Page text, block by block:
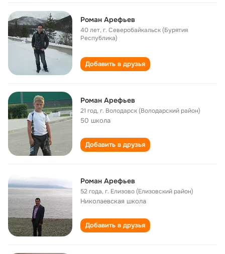
Роман Арефьев
40 лет,г. Северобайкальск (Бурятия
Республика)
Добавить в друзья
Роман Арефьев
21 год,г. Володарск (Володарский район)
50 школа
Добавить в друзья
Роман Арефьев
52 года,г. Елизово (Елизовский район)
Николаевская школа
Добавить в друзья